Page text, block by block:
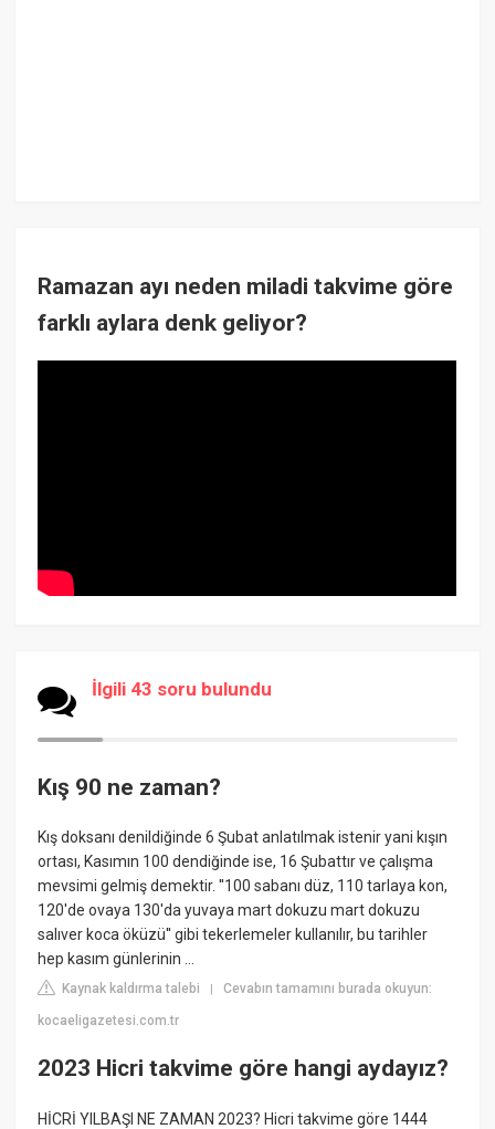
Ramazan ayı neden miladi takvime göre
farklı aylara denk geliyor?
İlgili 43 soru bulundu
Kış 90 ne zaman?
Kış doksanı denildiğinde 6 Şubat anlatılmak istenir yani kışın
ortası, Kasımın 100 dendiğinde ise, 16 Şubattır ve çalışma
mevsimi gelmiş demektir. ''100 sabanı düz, 110 tarlaya kon,
120'de ovaya 130'da yuvaya mart dokuzu mart dokuzu
salıver koca öküzü'' gibi tekerlemeler kullanılır, bu tarihler
hep kasım günlerinin ...
Kaynak kaldırma talebi |Cevabın tamamını burada okuyun:
kocaeligazetesi.com.tr
2023 Hicri takvime göre hangi aydayız?
HİCRİ YILBAŞI NE ZAMAN 2023? Hicri takvime göre 1444